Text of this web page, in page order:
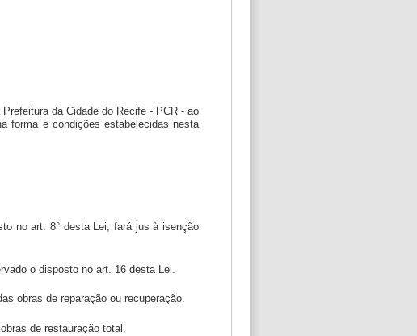
da Cidade do Recife - PCR - ao
forma e condições estabelecidas nesta
no art. 8° desta Lei, fará jus à isenção
o disposto no art. 16 desta Lei.
obras de reparação ou recuperação.
de restauração total.